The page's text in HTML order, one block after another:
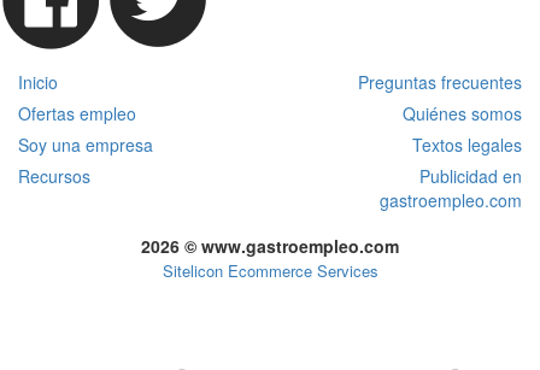
Inicio
Preguntas frecuentes
Ofertas empleo
Quiénes somos
Soy una empresa
Textos legales
Recursos
Publicidad en
gastroempleo.com
2026 © www.gastroempleo.com
Sitelicon Ecommerce Services